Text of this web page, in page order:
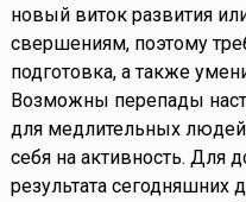
новый виток развития
свершениям, поэтому
подготовка, а также
Возможны перепады
для медлительных
себя на активность. Для
результата сегодняшних